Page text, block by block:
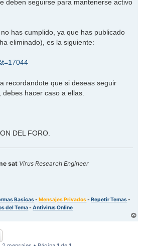
deben seguirse para mantenerse activo
has cumplido, ya que has publicado
eliminado), es la siguiente:
recordandote que si deseas seguir
hacer caso a ellas.
DEL FORO.
sat Virus Research Engineer
Basicas-Mensajes Privados-Repetir Temas-
del Tema-Antivirus Online